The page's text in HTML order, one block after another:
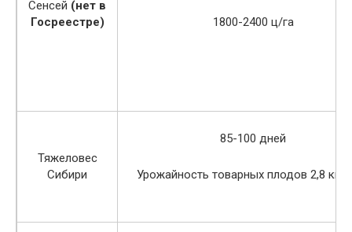
Сенсей (нет в
Госреестре)
1800-2400 ц/га
Тяжеловес
Сибири
85-100 дней
Урожайность товарных плодов 2,8 кг/